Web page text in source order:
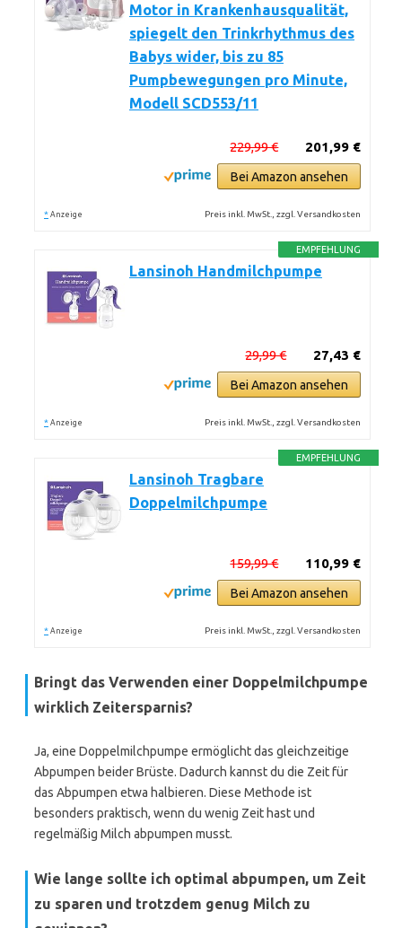
Motor in Krankenhausqualität,
spiegelt den Trinkrhythmus des
Babys wider, bis zu 85
Pumpbewegungen pro Minute,
Modell SCD553/11
201,99 €
229,99 €
Bei Amazon ansehen
* Anzeige Preis inkl. MwSt., zzgl. Versandkosten
EMPFEHLUNG
Lansinoh Handmilchpumpe
27,43 €
29,99 €
Bei Amazon ansehen
* Anzeige Preis inkl. MwSt., zzgl. Versandkosten
EMPFEHLUNG
Lansinoh Tragbare
Doppelmilchpumpe
110,99 €
159,99 €
Bei Amazon ansehen
* Anzeige Preis inkl. MwSt., zzgl. Versandkosten
Bringt das Verwenden einer Doppelmilchpumpe
wirklich Zeitersparnis?
Ja, eine Doppelmilchpumpe ermöglicht das gleichzeitige
Abpumpen beider Brüste. Dadurch kannst du die Zeit für
das Abpumpen etwa halbieren. Diese Methode ist
besonders praktisch, wenn du wenig Zeit hast und
regelmäßig Milch abpumpen musst.
Wie lange sollte ich optimal abpumpen, um Zeit
zu sparen und trotzdem genug Milch zu